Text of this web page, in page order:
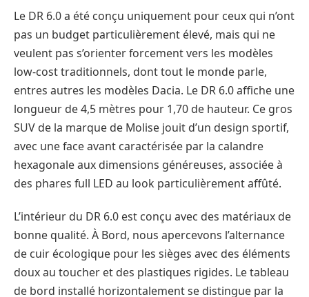
Le DR 6.0 a été conçu uniquement pour ceux qui n’ont
pas un budget particulièrement élevé, mais qui ne
veulent pas s’orienter forcement vers les modèles
low-cost traditionnels, dont tout le monde parle,
entres autres les modèles Dacia. Le DR 6.0 affiche une
longueur de 4,5 mètres pour 1,70 de hauteur. Ce gros
SUV de la marque de Molise jouit d’un design sportif,
avec une face avant caractérisée par la calandre
hexagonale aux dimensions généreuses, associée à
des phares full LED au look particulièrement affûté.
L’intérieur du DR 6.0 est conçu avec des matériaux de
bonne qualité. À Bord, nous apercevons l’alternance
de cuir écologique pour les sièges avec des éléments
doux au toucher et des plastiques rigides. Le tableau
de bord installé horizontalement se distingue par la